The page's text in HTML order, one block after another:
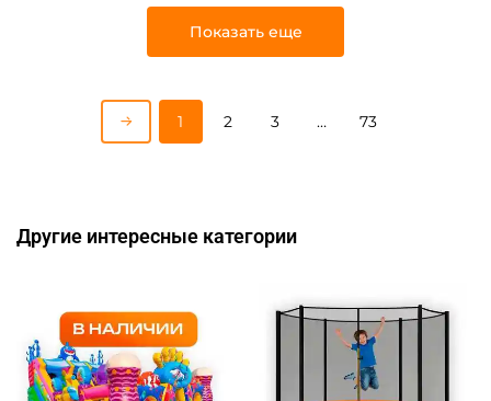
Показать еще
1 2 3 … 73
Другие интересные категории